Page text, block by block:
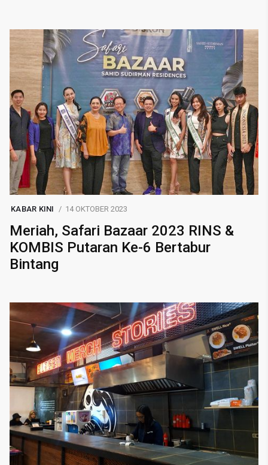
KABAR KINI 14 OKTOBER 2023
Meriah, Safari Bazaar 2023 RINS &
KOMBIS Putaran Ke-6 Bertabur
Bintang